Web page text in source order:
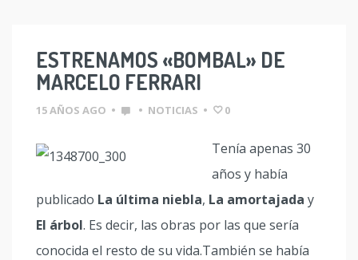
ESTRENAMOS «BOMBAL» DE
MARCELO FERRARI
15 AÑOS AGO • • NOTICIAS • 0
Tenía apenas 30
años y había
publicado La última niebla, La amortajada y
El árbol. Es decir, las obras por las que sería
conocida el resto de su vida.También se había